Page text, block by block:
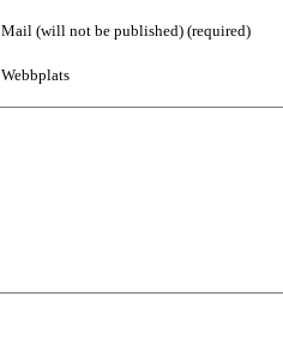
Mail (will not be published) (required)
Webbplats